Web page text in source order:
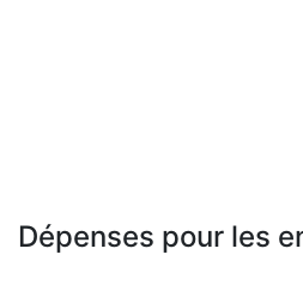
Dépenses pour les